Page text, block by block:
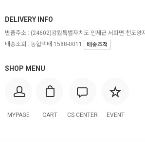
SHOP MENU
MYPAGE CART CS CENTER EVENT
DELIVERY INFO
반품주소 : (24602)강원특별자치도 인제군 서화면 천도양
배송조회 : 농협택배 1588-0011
배송추적